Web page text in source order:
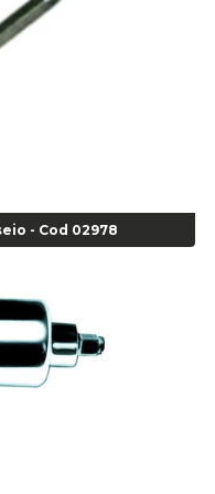
- Gedore A21 - Cod 00895
J21 - Cod 00893
Gedore - Cod 02008
- Cod 03113
Cod 00517
00519
- Cod 01465
- Cod 01466
- Cod 01467
01335
00520
03749
- Cod 02978